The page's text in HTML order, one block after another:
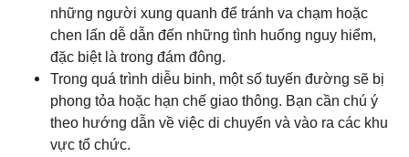
những người xung quanh để tránh va chạm hoặc
chen lấn dễ dẫn đến những tình huống nguy hiểm,
đặc biệt là trong đám đông.
Trong quá trình diễu binh, một số tuyến đường sẽ bị
phong tỏa hoặc hạn chế giao thông. Bạn cần chú ý
theo hướng dẫn về việc di chuyển và vào ra các khu
vực tổ chức.